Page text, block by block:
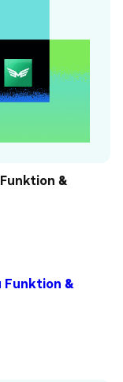
&
Funktion &